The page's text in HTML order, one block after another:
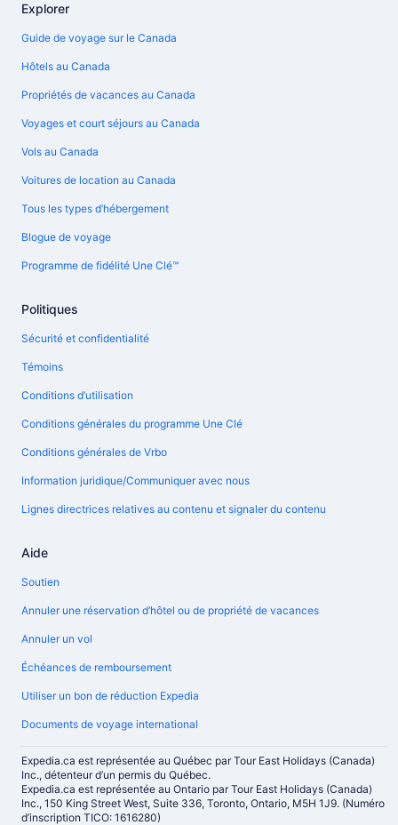
Explorer
Guide de voyage sur le Canada
Hôtels au Canada
Propriétés de vacances au Canada
Voyages et court séjours au Canada
Vols au Canada
Voitures de location au Canada
Tous les types d’hébergement
Blogue de voyage
Programme de fidélité Une Clé™
Politiques
Sécurité et confidentialité
Témoins
Conditions d’utilisation
Conditions générales du programme Une Clé
Conditions générales de Vrbo
Information juridique/Communiquer avec nous
Lignes directrices relatives au contenu et signaler du contenu
Aide
Soutien
Annuler une réservation d’hôtel ou de propriété de vacances
Annuler un vol
Échéances de remboursement
Utiliser un bon de réduction Expedia
Documents de voyage international
Expedia.ca est représentée au Québec par Tour East Holidays (Canada)
Inc., détenteur d’un permis du Québec.
Expedia.ca est représentée au Ontario par Tour East Holidays (Canada)
Inc., 150 King Street West, Suite 336, Toronto, Ontario, M5H 1J9. (Numéro
d’inscription TICO: 1616280)